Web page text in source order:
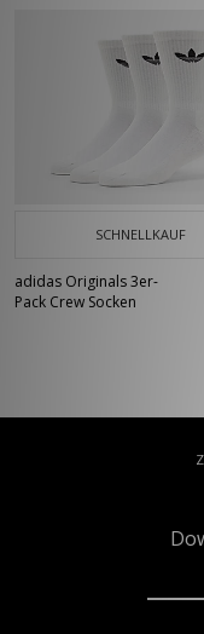
SCHNELLKAUF
adidas Originals 3er-
Pack Crew Socken